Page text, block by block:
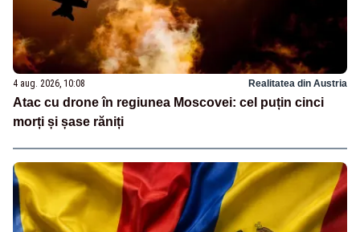
4 aug. 2026, 10:08 Realitatea din Austria
Atac cu drone în regiunea Moscovei: cel puțin cinci
morți și șase răniți